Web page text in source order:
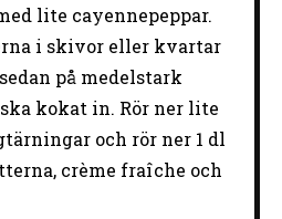
lite cayennepeppar.
i skivor eller kvartar
på medelstark
kokat in. Rör ner lite
och rör ner 1 dl
crème fraîche och